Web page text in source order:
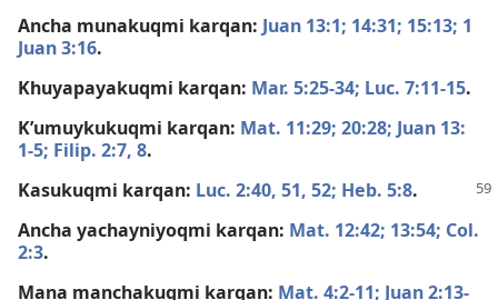
Ancha munakuqmi karqan: Juan 13:1; 14:31; 15:13; 1
Juan 3:16.
Khuyapayakuqmi karqan: Mar. 5:​25-34; Luc. 7:​11-15.
K’umuykukuqmi karqan: Mat. 11:29; 20:28; Juan 13:​
1-5; Filip. 2:​7, 8.
Kasukuqmi karqan: Luc. 2:​40, 51, 52; Heb. 5:8.
Ancha yachayniyoqmi karqan: Mat. 12:42; 13:54; Col.
2:3.
Mana manchakuqmi karqan: Mat. 4:​2-11; Juan 2:​13-